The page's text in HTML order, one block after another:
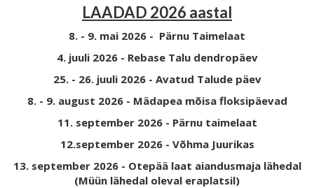
LAADAD 2026 aastal
8. - 9. mai 2026 - Pärnu Taimelaat
4. juuli 2026 - Rebase Talu dendropäev
25. - 26. juuli 2026 - Avatud Talude päev
8. - 9. august 2026 - Mädapea mõisa floksipäevad
11. september 2026 - Pärnu taimelaat
12.september 2026 - Võhma Juurikas
13. september 2026 - Otepää laat aiandusmaja lähedal
(Müün lähedal oleval eraplatsil)